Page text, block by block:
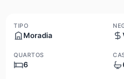
TIPO
Moradia
QUARTOS
6